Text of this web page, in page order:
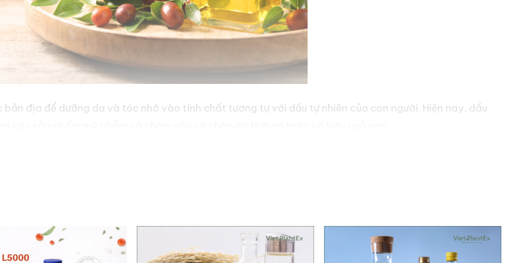
địa để dưỡng da và tóc nhờ vào tính chất tương tự với dầu tự nhiên của con người. Hiện nay, dầu
giúp thu hút nước vào lớp trên cùng của da, ngăn ngừa tình trạng khô da và duy trì độ ẩm tự nhiên.
được các vấn đề như vi khuẩn, mụn trứng cá và gàu.